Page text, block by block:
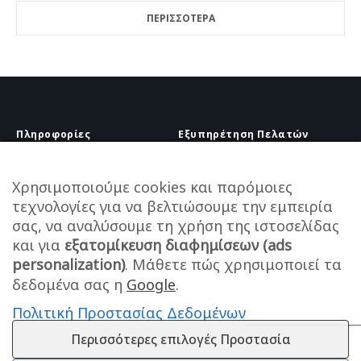
ΠΕΡΙΣΣΟΤΕΡΑ
Πληροφορίες
Επικοινωνία
Πληροφορίες Αποστολής
Τρόποι Πληρωμής
Πολιτική Επιστροφών
Υπαναχώρηση
Εγγραφείτε στο Newsletter μας
Εξυπηρέτηση Πελατών
Επικοινωνία
25210 58444
info@melanaki-shop.gr
Ωράριο
Καθημερινά: 9:00 – 14:00
Χρησιμοποιούμε cookies και παρόμοιες
τεχνολογίες για να βελτιώσουμε την εμπειρία
σας, να αναλύσουμε τη χρήση της ιστοσελίδας
και για εξατομίκευση διαφημίσεων (ads
personalization). Μάθετε πώς χρησιμοποιεί τα
δεδομένα σας η Google.
Πολιτική Προστασίας Δεδομένων
Περισσότερες επιλογές Προστασία